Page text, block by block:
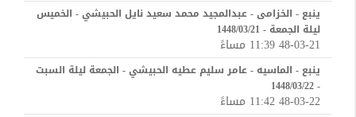
ينبع - الخزامى - عبدالمجيد محمد سعيد نايل الحبيشي - الخميس
ليلة الجمعة - 1448/03/21
48-03-21 11:39 مساءً
ينبع - الماسيه - عامر سليم عطيه الحبيشي - الجمعة ليلة السبت
- 1448/03/22
48-03-22 11:42 مساءً